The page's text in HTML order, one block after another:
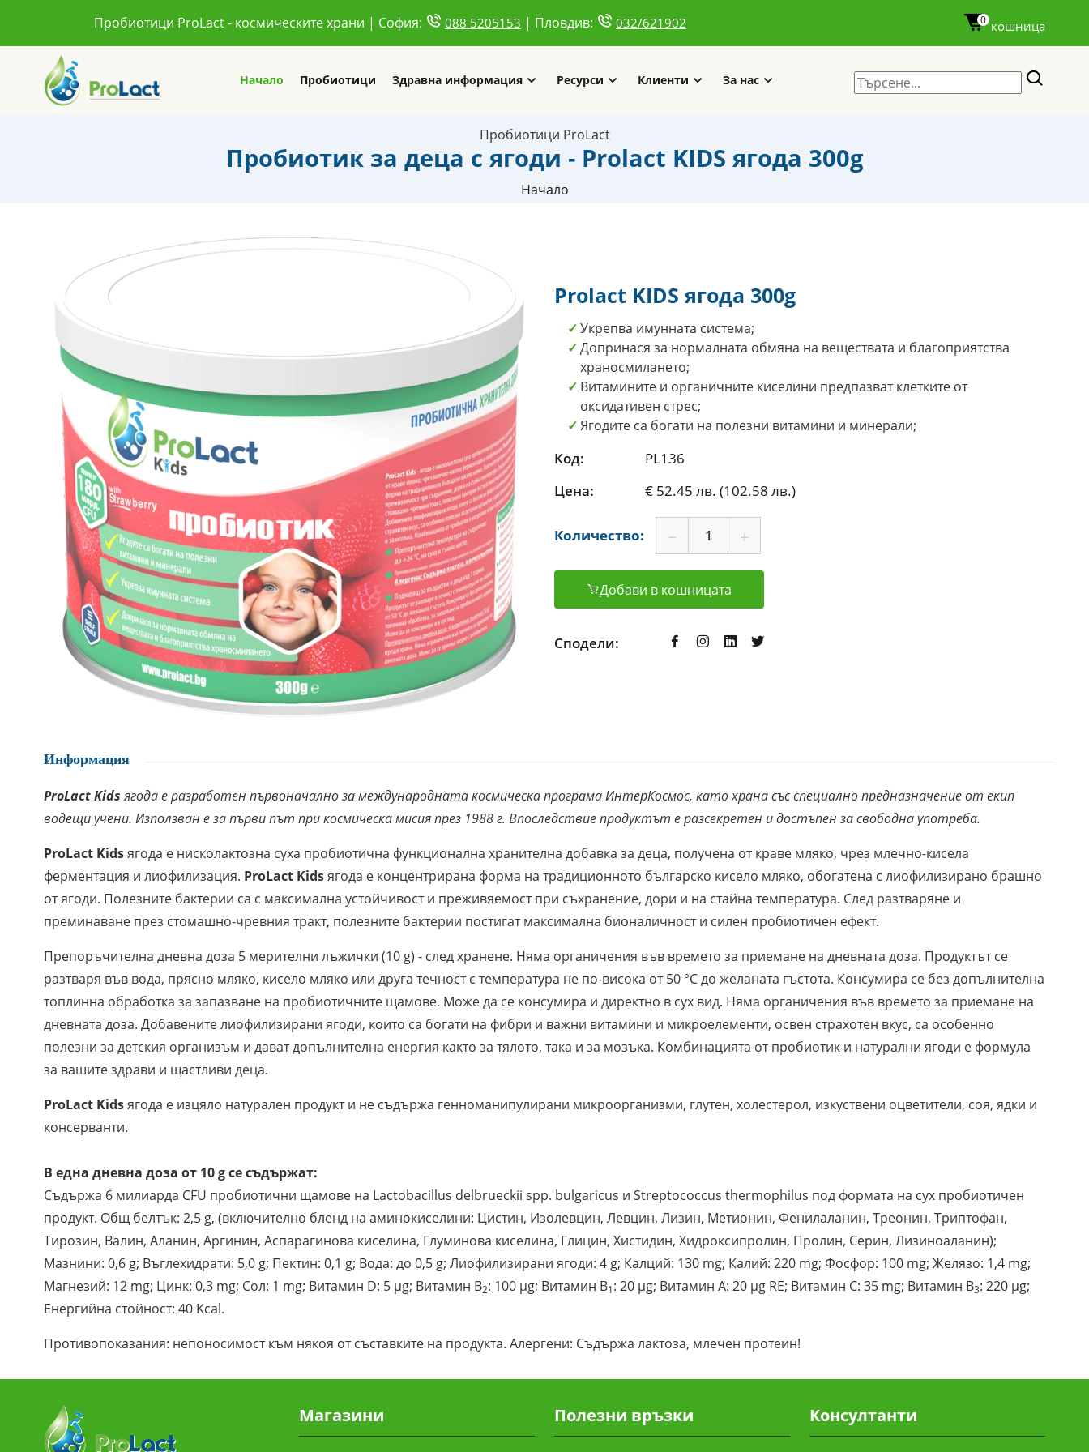
Пробиотици ProLact - космическите храни | София: 088 5205153 | Пловдив: 032/621902 кошница
0
Начало Пробиотици Здравна информация Ресурси Клиенти За нас
Пробиотици ProLact
Пробиотик за деца с ягоди - Prolact KIDS ягода 300g
Начало
Prolact KIDS ягода 300g
Укрепва имунната система;
Допринася за нормалната обмяна на веществата и благоприятства
храносмилането;
Витамините и органичните киселини предпазват клетките от
оксидативен стрес;
Ягодите са богати на полезни витамини и минерали;
Код:
PL136
Цена:
€ 52.45 лв. (102.58 лв.)
Количество:
Добави в кошницата
Сподели:
Информация
ProLact Kidsягода е разработен първоначално за международната космическа програма ИнтерКосмос, като храна със специално предназначение от екип
водещи учени. Използван е за първи път при космическа мисия през 1988 г. Впоследствие продуктът е разсекретен и достъпен за свободна употреба.
ProLact Kidsягода е нисколактозна суха пробиотична функционална хранителна добавка за деца, получена от краве мляко, чрез млечно-кисела
ферментация и лиофилизация. ProLact Kidsягода е концентрирана форма на традиционното българско кисело мляко, обогатена с лиофилизирано брашно
от ягоди. Полезните бактерии са с максимална устойчивост и преживяемост при съхранение, дори и на стайна температура. След разтваряне и
преминаване през стомашно-чревния тракт, полезните бактерии постигат максимална бионаличност и силен пробиотичен ефект.
Препоръчителна дневна доза 5 мерителни лъжички (10 g) - след хранене. Няма органичения във времето за приемане на дневната доза. Продуктът се
разтваря във вода, прясно мляко, кисело мляко или друга течност с температура не по-висока от 50 °С до желаната гъстота. Консумира се без допълнителна
топлинна обработка за запазване на пробиотичните щамове. Може да се консумира и директно в сух вид. Няма органичения във времето за приемане на
дневната доза. Добавените лиофилизирани ягоди, които са богати на фибри и важни витамини и микроелементи, освен страхотен вкус, са особенно
полезни за детския организъм и дават допълнителна енергия както за тялото, така и за мозъка. Комбинацията от пробиотик и натурални ягоди е формула
за вашите здрави и щастливи деца.
ProLact Kidsягода е изцяло натурален продукт и не съдържа генноманипулирани микроорганизми, глутен, холестерол, изкуствени оцветители, соя, ядки и
консерванти.
В една дневна доза от 10 g се съдържат:
Съдържа 6 милиарда CFU пробиотични щамове на Lactobacillus delbrueckii spp. bulgaricus и Streptococcus thermophilus под формата на сух пробиотичен
продукт. Общ белтък: 2,5 g, (включително бленд на аминокиселини: Цистин, Изолевцин, Левцин, Лизин, Метионин, Фенилаланин, Треонин, Триптофан,
Тирозин, Валин, Аланин, Аргинин, Аспарагинова киселина, Глуминова киселина, Глицин, Хистидин, Хидроксипролин, Пролин, Серин, Лизиноаланин);
Мазнини: 0,6 g; Въглехидрати: 5,0 g; Пектин: 0,1 g; Вода: до 0,5 g; Лиофилизирани ягоди: 4 g; Калций: 130 mg; Калий: 220 mg; Фосфор: 100 mg; Желязо: 1,4 mg;
Магнезий: 12 mg; Цинк: 0,3 mg; Сол: 1 mg; Витамин D: 5 µg; Витамин В2: 100 µg; Витамин В1: 20 µg; Витамин А: 20 µg RE; Витамин C: 35 mg; Витамин В3: 220 µg;
Енергийна стойност: 40 Kcal.
Противопоказания: непоносимост към някоя от съставките на продукта. Алергени: Съдържа лактоза, млечен протеин!
Магазини Полезни връзки Консултанти